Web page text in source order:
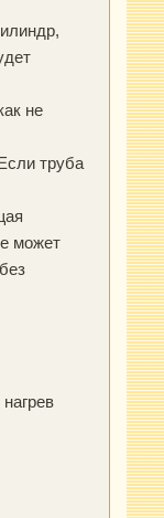
не
труба
может